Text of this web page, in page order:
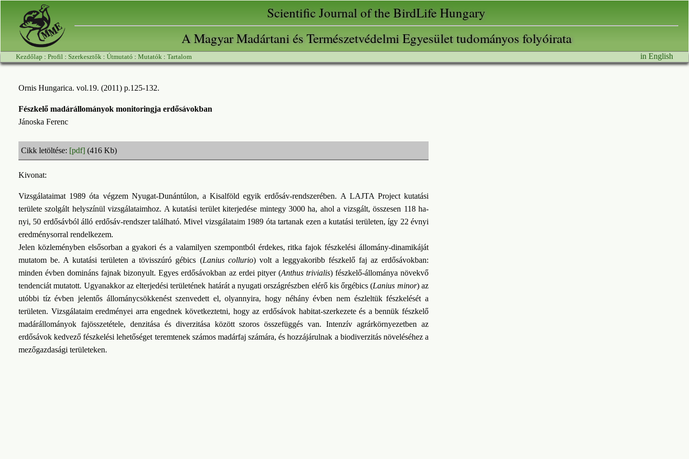
Scientific Journal of the BirdLife Hungary
A Magyar Madártani és Természetvédelmi Egyesület tudományos folyóirata
Kezdőlap : Profil : Szerkesztők : Útmutató : Mutatók : Tartalom in English
Ornis Hungarica. vol.19. (2011) p.125-132.
Fészkelő madárállományok monitoringja erdősávokban
Jánoska Ferenc
Cikk letöltése: [pdf] (416 Kb)
Kivonat:
Vizsgálataimat 1989 óta végzem Nyugat-Dunántúlon, a Kisalföld egyik erdősáv-rendszerében. A LAJTA Project kutatási
területe szolgált helyszínül vizsgálataimhoz. A kutatási terület kiterjedése mintegy 3000 ha, ahol a vizsgált, összesen 118 ha-
nyi, 50 erdősávból álló erdősáv-rendszer található. Mivel vizsgálataim 1989 óta tartanak ezen a kutatási területen, így 22 évnyi
eredménysorral rendelkezem.
Jelen közleményben elsősorban a gyakori és a valamilyen szempontból érdekes, ritka fajok fészkelési állomány-dinamikáját
mutatom be. A kutatási területen a tövisszúró gébics (Lanius collurio) volt a leggyakoribb fészkelő faj az erdősávokban:
minden évben domináns fajnak bizonyult. Egyes erdősávokban az erdei pityer (Anthus trivialis) fészkelő-állománya növekvő
tendenciát mutatott. Ugyanakkor az elterjedési területének határát a nyugati országrészben elérő kis őrgébics (Lanius minor) az
utóbbi tíz évben jelentős állománycsökkenést szenvedett el, olyannyira, hogy néhány évben nem észleltük fészkelését a
területen. Vizsgálataim eredményei arra engednek következtetni, hogy az erdősávok habitat-szerkezete és a bennük fészkelő
madárállományok fajösszetétele, denzitása és diverzitása között szoros összefüggés van. Intenzív agrárkörnyezetben az
erdősávok kedvező fészkelési lehetőséget teremtenek számos madárfaj számára, és hozzájárulnak a biodiverzitás növeléséhez a
mezőgazdasági területeken.